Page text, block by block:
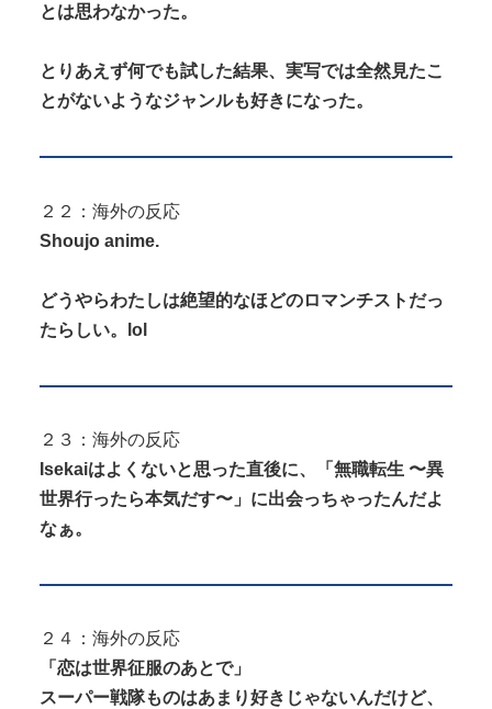
とは思わなかった。
とりあえず何でも試した結果、実写では全然見たこ
とがないようなジャンルも好きになった。
２２：海外の反応
Shoujo anime.
どうやらわたしは絶望的なほどのロマンチストだっ
たらしい。lol
２３：海外の反応
Isekaiはよくないと思った直後に、「無職転生 〜異
世界行ったら本気だす〜」に出会っちゃったんだよ
なぁ。
２４：海外の反応
「恋は世界征服のあとで」
スーパー戦隊ものはあまり好きじゃないんだけど、